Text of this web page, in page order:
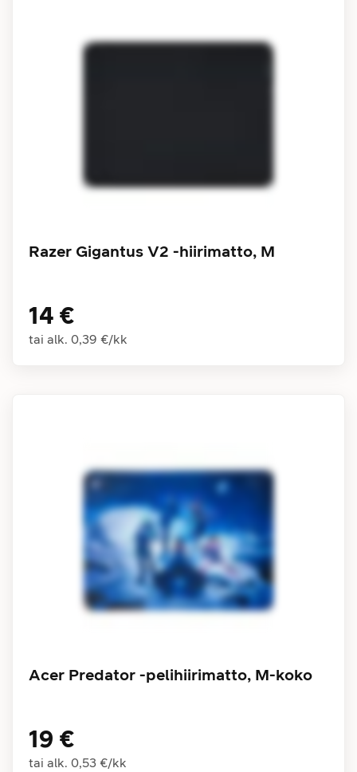
Razer Gigantus V2 -hiirimatto, M
14 €
tai alk. 0,39 €/kk
Acer Predator -pelihiirimatto, M-koko
19 €
tai alk. 0,53 €/kk